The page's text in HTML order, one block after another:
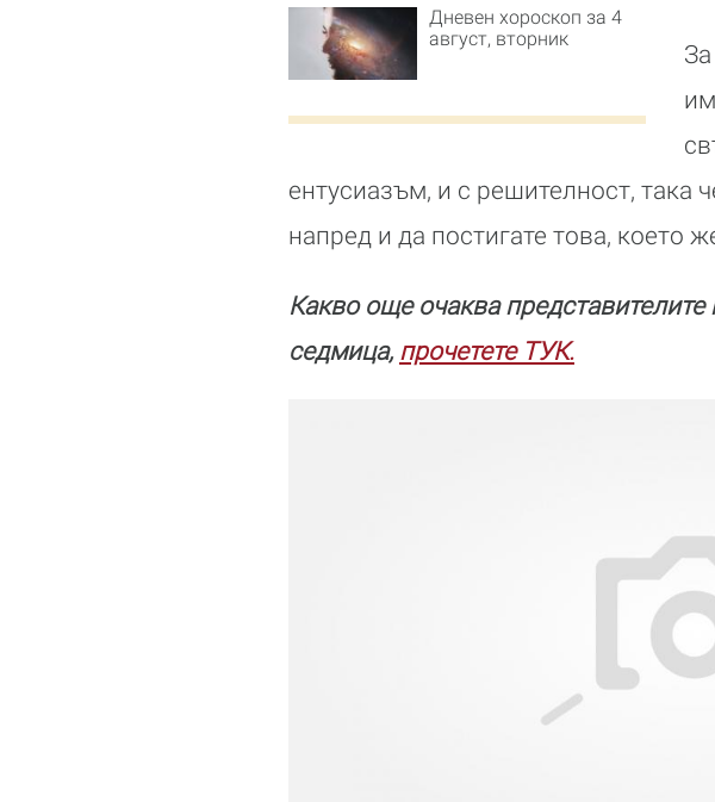
Дневен хороскоп за 4
август, вторник
ентусиазъм, и с решителност, така
напред и да постигате това, което
Какво още очаква
седмица, прочетете ТУК.